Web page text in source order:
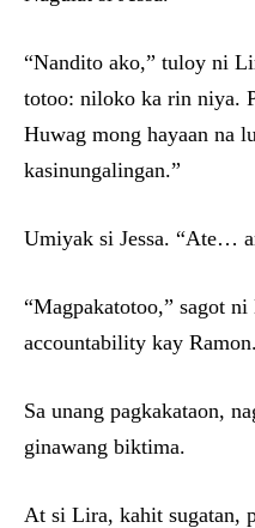
“Nandito ako,” tuloy ni
totoo: niloko ka rin niya.
Huwag mong hayaan na
kasinungalingan.”
Umiyak si Jessa. “Ate…
“Magpakatotoo,” sagot
accountability kay
Sa unang pagkakataon,
ginawang biktima.
At si Lira, kahit